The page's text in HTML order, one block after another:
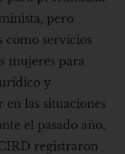
pero
como servicios
mujeres para
y
en las situaciones
el pasado año,
registraron